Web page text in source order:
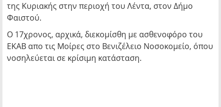
της Κυριακής στην περιοχή του Λέντα, στον Δήμο
Φαιστού.
Ο 17χρονος, αρχικά, διεκομίσθη με ασθενοφόρο του
ΕΚΑΒ απο τις Μοίρες στο Βενιζέλειο Νοσοκομείο, όπου
νοσηλεύεται σε κρίσιμη κατάσταση.